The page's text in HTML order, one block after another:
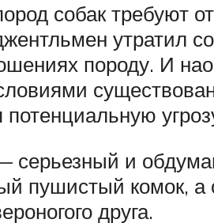
собак требуют
утратил
породу. И
серьезный и
пушистый комок, а
друга.